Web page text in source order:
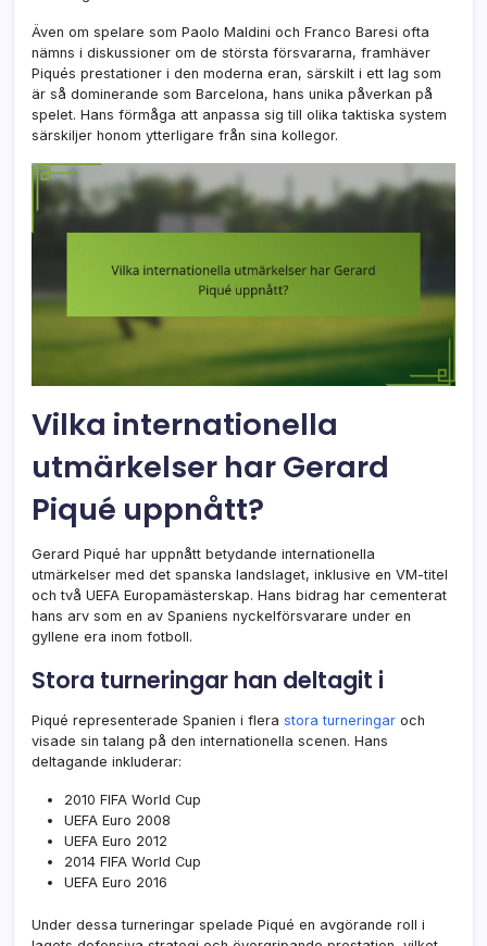
Även om spelare som Paolo Maldini och Franco Baresi ofta
nämns i diskussioner om de största försvararna, framhäver
Piqués prestationer i den moderna eran, särskilt i ett lag som
är så dominerande som Barcelona, hans unika påverkan på
spelet. Hans förmåga att anpassa sig till olika taktiska system
särskiljer honom ytterligare från sina kollegor.
Vilka internationella
utmärkelser har Gerard
Piqué uppnått?
Gerard Piqué har uppnått betydande internationella
utmärkelser med det spanska landslaget, inklusive en VM-titel
och två UEFA Europamästerskap. Hans bidrag har cementerat
hans arv som en av Spaniens nyckelförsvarare under en
gyllene era inom fotboll.
Stora turneringar han deltagit i
Piqué representerade Spanien i flera stora turneringar och
visade sin talang på den internationella scenen. Hans
deltagande inkluderar:
2010 FIFA World Cup
UEFA Euro 2008
UEFA Euro 2012
2014 FIFA World Cup
UEFA Euro 2016
Under dessa turneringar spelade Piqué en avgörande roll i